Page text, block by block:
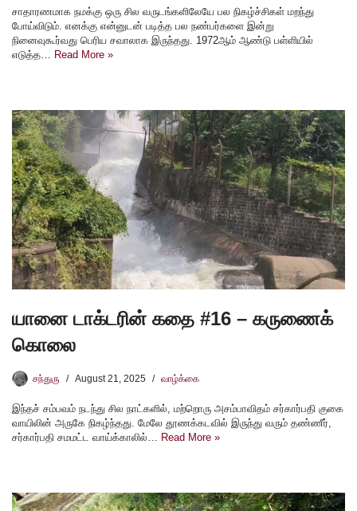
சாதாரணமாக நமக்கு ஒரு சில வருடங்களிலேயே பல நிகழ்ச்சிகள் மறந்து
போய்விடும். எனக்கு என்னுடன் படித்த பல நண்பர்களை இன்று
நினைவுகூர்வது பெரிய சவாலாக இருந்தது. 1972ஆம் ஆண்டு பள்ளியில்
எடுத்த… Read More »
யானை டாக்டரின் கதை #16 – கருணைக்
கொலை
சந்துரு August 21, 2025 வாழ்க்கை
இந்தச் சம்பவம் நடந்து சில நாட்களில், மற்றொரு அசம்பாவிதம் சர்கார்பதி குகை
வாயிலின் அருகே நிகழ்ந்தது. மேலே தூணக்கடவில் இருந்து வரும் தண்ணீர்,
சர்கார்பதி சமமட்ட வாய்க்காலில்…
Read More »